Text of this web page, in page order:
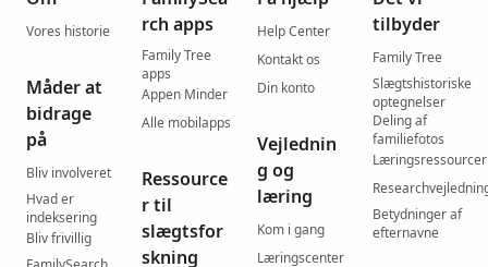
Vores historie
Måder at
bidrage
på
Bliv involveret
Hvad er
indeksering
Bliv frivillig
rch apps
Family Tree
apps
Appen Minder
Alle mobilapps
Ressource
r til
slægtsfor
skning
Help Center
Kontakt os
Din konto
Vejlednin
g og
læring
Kom i gang
Læringscenter
tilbyder
Family Tree
Slægtshistoriske
optegnelser
Deling af
familiefotos
Læringsressourcer
Betydninger af
efternavne